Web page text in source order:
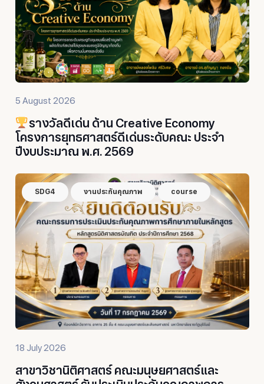
5 August 2026
รางวัลดีเด่น ด้าน Creative Economy
โครงการยุทธศาสตร์ดีเด่นระดับคณะ ประจำ
ปีงบประมาณ พ.ศ. 2569
SDG4 งานประกันคุณภาพ course
18 July 2026
สาขาวิชานิติศาสตร์ คณะมนุษยศาสตร์และ